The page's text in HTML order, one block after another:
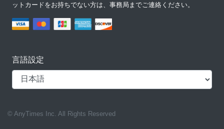
ットカードをお持ちでない方は、事務局までご連絡ください。
言語設定
© AnyTimes Inc. All Rights Reserved